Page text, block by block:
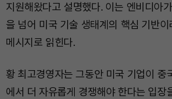
지원해왔다고 설명했다. 이는 엔비디아
을 넘어 미국 기술 생태계의 핵심 기반
메시지로 읽힌다.
황 최고경영자는 그동안 미국 기업이 중
에서 더 자유롭게 경쟁해야 한다는 입장